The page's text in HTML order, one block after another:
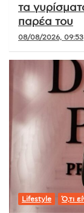
τα
παρέα του
08/08/2026, 09:53
Lifestyle Ό,τι